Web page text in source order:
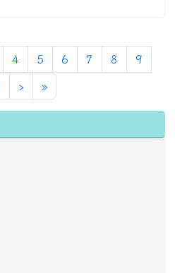
4 5 6 7 8 9
›下一頁
»最後頁